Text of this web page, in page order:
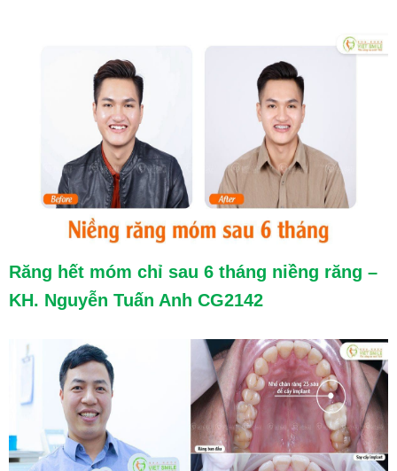
Răng hết móm chỉ sau 6 tháng niềng răng –
KH. Nguyễn Tuấn Anh CG2142